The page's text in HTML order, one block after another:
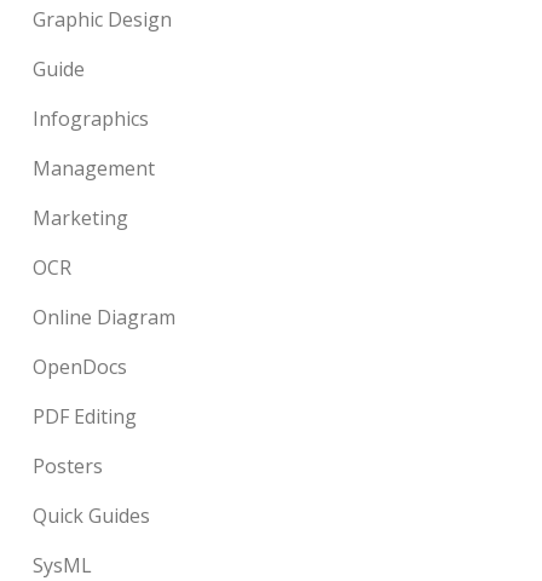
Graphic Design
Guide
Infographics
Management
Marketing
OCR
Online Diagram
OpenDocs
PDF Editing
Posters
Quick Guides
SysML